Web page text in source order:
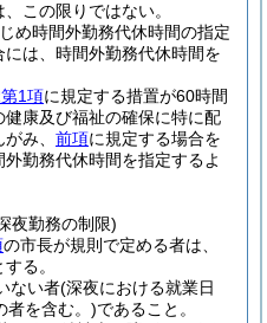
この限りではない。
め時間外勤務代休時間の指定
は、時間外勤務代休時間を
1項に規定する措置が60時間
康及び福祉の確保に特に配
み、 前項に規定する場合を
勤務代休時間を指定するよ
夜勤務の制限)
の市長が規則で定める者は、
る。
ない者(深夜における就業日
者を含む。)であること。